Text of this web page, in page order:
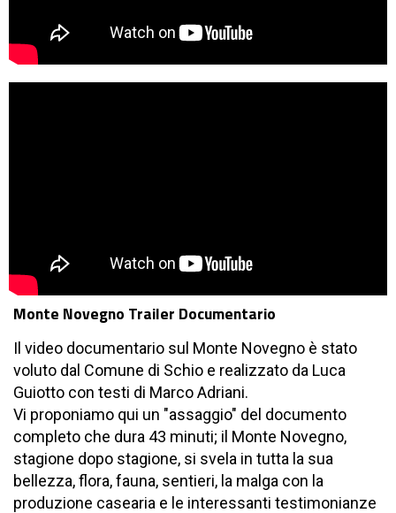
Monte Novegno Trailer Documentario
Il video documentario sul Monte Novegno è stato
voluto dal Comune di Schio e realizzato da Luca
Guiotto con testi di Marco Adriani.
Vi proponiamo qui un "assaggio" del documento
completo che dura 43 minuti; il Monte Novegno,
stagione dopo stagione, si svela in tutta la sua
bellezza, flora, fauna, sentieri, la malga con la
produzione casearia e le interessanti testimonianze